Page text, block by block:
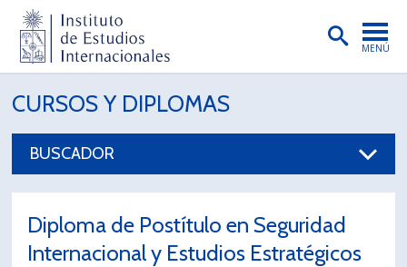
MENÚ
PORTADA
INSTITUTO
INVESTIGACIÓN
CURSOS Y DIPLOMAS
BUSCADOR
Diploma de Postítulo en Seguridad
Internacional y Estudios Estratégicos